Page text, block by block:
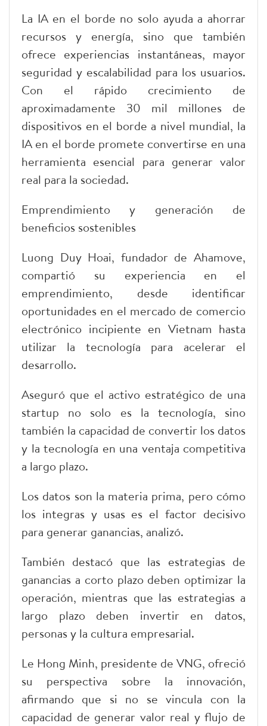
La IA en el borde no solo ayuda a ahorrar
recursos y energía, sino que también
ofrece experiencias instantáneas, mayor
seguridad y escalabilidad para los usuarios.
Con el rápido crecimiento de
aproximadamente 30 mil millones de
dispositivos en el borde a nivel mundial, la
IA en el borde promete convertirse en una
herramienta esencial para generar valor
real para la sociedad.
Emprendimiento y generación de
beneficios sostenibles
Luong Duy Hoai, fundador de Ahamove,
compartió su experiencia en el
emprendimiento, desde identificar
oportunidades en el mercado de comercio
electrónico incipiente en Vietnam hasta
utilizar la tecnología para acelerar el
desarrollo.
Aseguró que el activo estratégico de una
startup no solo es la tecnología, sino
también la capacidad de convertir los datos
y la tecnología en una ventaja competitiva
a largo plazo.
Los datos son la materia prima, pero cómo
los integras y usas es el factor decisivo
para generar ganancias, analizó.
También destacó que las estrategias de
ganancias a corto plazo deben optimizar la
operación, mientras que las estrategias a
largo plazo deben invertir en datos,
personas y la cultura empresarial.
Le Hong Minh, presidente de VNG, ofreció
su perspectiva sobre la innovación,
afirmando que si no se vincula con la
capacidad de generar valor real y flujo de